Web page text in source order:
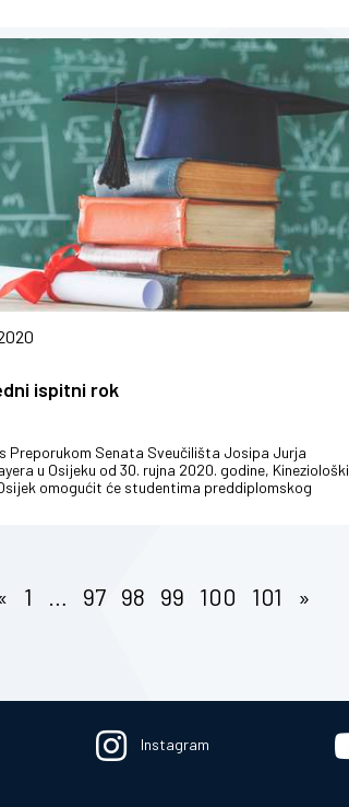
ispitni rok
Preporukom Senata Sveučilišta Josipa Jurja
u Osijeku od 30. rujna 2020. godine, Kineziološki
omogućit će studentima preddiplomskog
1 97 98 99 100 101 »
Instagram